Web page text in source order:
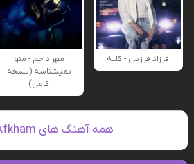
فرزاد فرزین - کلبه
مهراد جم - منو
نمیشناسه (نسخه
کامل)
همه آهنگ های Omid Afkham